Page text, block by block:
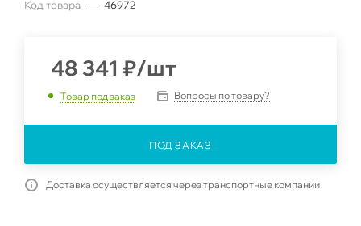
Код товара — 46972
48 341 ₽/шт
Товар под заказ Вопросы по товару?
ПОД ЗАКАЗ
Доставка осуществляется через транспортные компании